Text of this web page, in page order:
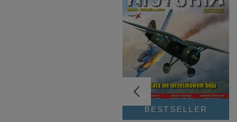
BESTSELLER